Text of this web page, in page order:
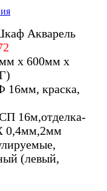
Акварель
х 600мм х
краска,
16м,отделка-
0,4мм,2мм
(левый,